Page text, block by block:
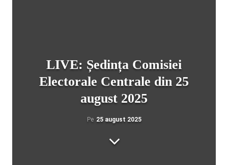
LIVE: Ședința Comisiei
Electorale Centrale din 25
august 2025
Pe 25 august 2025